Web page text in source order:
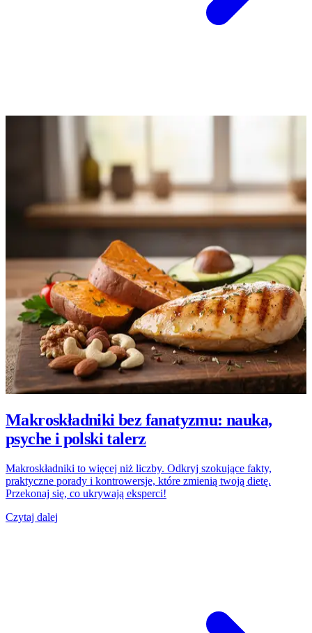
Makroskładniki bez fanatyzmu: nauka,
psyche i polski talerz
Makroskładniki to więcej niż liczby. Odkryj szokujące fakty,
praktyczne porady i kontrowersje, które zmienią twoją dietę.
Przekonaj się, co ukrywają eksperci!
Czytaj dalej